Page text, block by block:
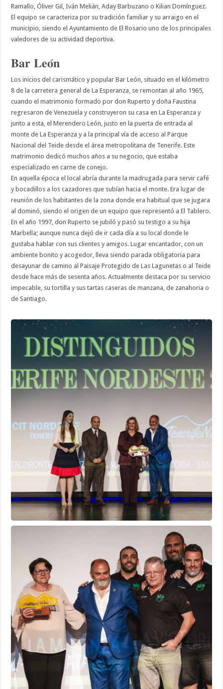
Ramallo, Óliver Gil, Iván Melián, Aday Barbuzano o Kilian Domínguez.
El equipo se caracteriza por su tradición familiar y su arraigo en el
municipio, siendo el Ayuntamiento de El Rosario uno de los principales
valedores de su actividad deportiva.
𝐁𝐚𝐫 𝐋𝐞𝐨́𝐧
Los inicios del carismático y popular Bar León, situado en el kilómetro
8 de la carretera general de La Esperanza, se remontan al año 1965,
cuando el matrimonio formado por don Ruperto y doña Faustina
regresaron de Venezuela y construyeron su casa en La Esperanza y
junto a esta, el Merendero León, justo en la puerta de entrada al
monte de La Esperanza y a la principal vía de acceso al Parque
Nacional del Teide desde el área metropolitana de Tenerife. Este
matrimonio dedicó muchos años a su negocio, que estaba
especializado en carne de conejo.
En aquella época el local abría durante la madrugada para servir café
y bocadillos a los cazadores que subían hacia el monte. Era lugar de
reunión de los habitantes de la zona donde era habitual que se jugara
al dominó, siendo el origen de un equipo que representó a El Tablero.
En el año 1997, don Ruperto se jubiló y pasó su testigo a su hija
Marbella; aunque nunca dejó de ir cada día a su local donde le
gustaba hablar con sus clientes y amigos. Lugar encantador, con un
ambiente bonito y acogedor, lleva siendo parada obligatoria para
desayunar de camino al Paisaje Protegido de Las Lagunetas o al Teide
desde hace más de sesenta años. Actualmente destaca por su servicio
impecable, su tortilla y sus tartas caseras de manzana, de zanahoria o
de Santiago.